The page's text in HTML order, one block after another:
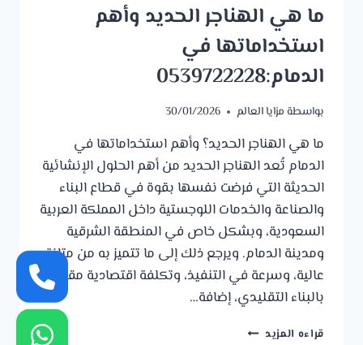
ما هي الهناجر الحديد وأهم
استخداماتها في
الدمام:0539722228
بواسطة مزايا العالم 30/01/2026
ما هي الهناجر الحديد؟ وأهم استخداماتها في
الدمام تُعد الهناجر الحديد من أهم الحلول الإنشائية
الحديثة التي فرضت نفسها بقوة في قطاع البناء
والصناعة والخدمات اللوجستية داخل المملكة العربية
السعودية، وبشكل خاص في المنطقة الشرقية
ومدينة الدمام. ويرجع ذلك إلى ما تتميز به من متانة
عالية، وسرعة في التنفيذ، وتكلفة اقتصادية مقارنة
بالبناء التقليدي، إضافة…
قراءه المزيد ما